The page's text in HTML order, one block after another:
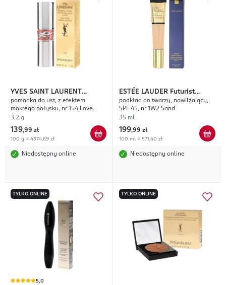
YVES SAINT LAURENT
Loveshine
pomadka do ust, z efektem
mokrego połysku, nr 154 Love
Berry
3,2 g
139,99 zł
100 g = 4374,69 zł
Niedostępny online
ESTÉE LAUDER Futurist
Hydra Rescue
podkład do twarzy, nawilżający,
SPF 45, nr 1W2 Sand
35 ml
199,99 zł
100 ml = 571,40 zł
Niedostępny online
TYLKO ONLINE
5,0
TYLKO ONLINE